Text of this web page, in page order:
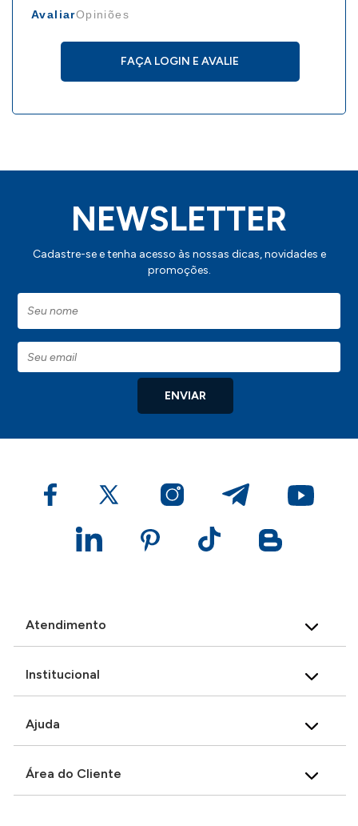
AvaliarOpiniões
FAÇA LOGIN E AVALIE
NEWSLETTER
Cadastre-se e tenha acesso às nossas dicas, novidades e
promoções.
ENVIAR
Atendimento
Institucional
Ajuda
Área do Cliente